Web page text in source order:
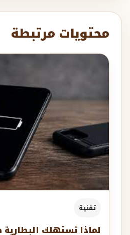
محتويات مرتبطة
تقنية
لماذا تستهلك البطارية